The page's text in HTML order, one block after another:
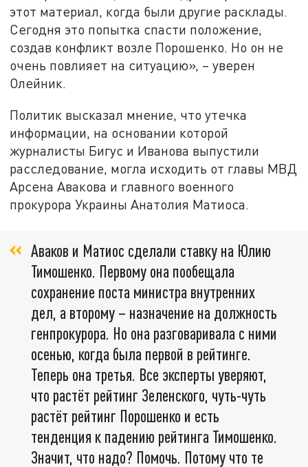
этот материал, когда были другие расклады.
Сегодня это попытка спасти положение,
создав конфликт возле Порошенко. Но он не
очень повлияет на ситуацию», – уверен
Олейник.
Политик высказал мнение, что утечка
информации, на основании которой
журналисты Бигус и Иванова выпустили
расследование, могла исходить от главы МВД
Арсена Авакова и главного военного
прокурора Украины Анатолия Матиоса.
Аваков и Матиос сделали ставку на Юлию
Тимошенко. Первому она пообещала
сохранение поста министра внутренних
дел, а второму – назначение на должность
генпрокурора. Но она разговаривала с ними
осенью, когда была первой в рейтинге.
Теперь она третья. Все эксперты уверяют,
что растёт рейтинг Зеленского, чуть-чуть
растёт рейтинг Порошенко и есть
тенденция к падению рейтинга Тимошенко.
Значит, что надо? Помочь. Потому что те